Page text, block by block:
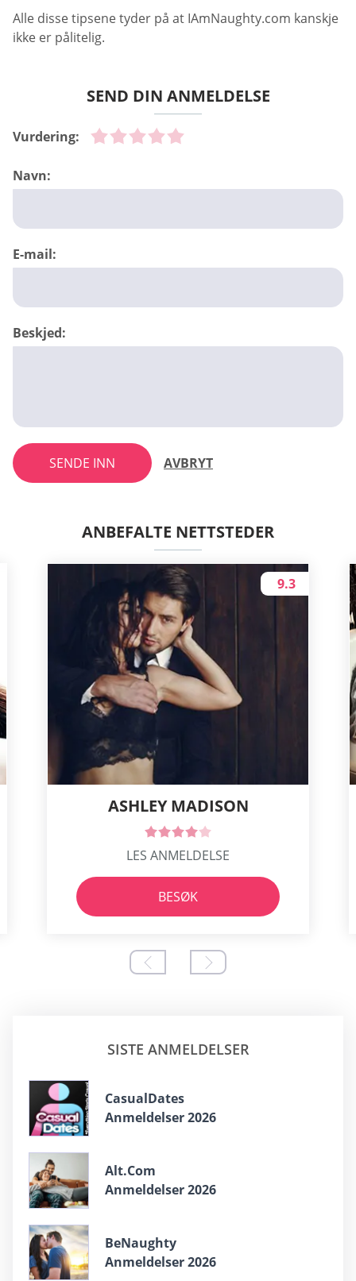
Alle disse tipsene tyder på at IAmNaughty.com kanskje
ikke er pålitelig.
SEND DIN ANMELDELSE
Vurdering:
Navn:
E-mail:
Beskjed:
SENDE INN AVBRYT
ANBEFALTE NETTSTEDER
ASHLEY MADISON
9.3
LES ANMELDELSE
BESØK
SISTE ANMELDELSER
CasualDates
Anmeldelser 2026
Alt.Com
Anmeldelser 2026
BeNaughty
Anmeldelser 2026